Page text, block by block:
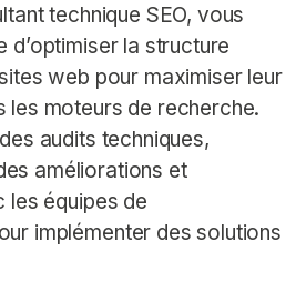
technique SEO, vous
d’optimiser la structure
web pour maximiser leur
les moteurs de recherche.
audits techniques,
améliorations et
équipes de
implémenter des solutions